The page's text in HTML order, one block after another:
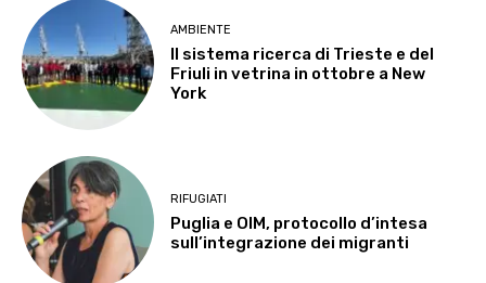
AMBIENTE
Il sistema ricerca di Trieste e del
Friuli in vetrina in ottobre a New
York
RIFUGIATI
Puglia e OIM, protocollo d’intesa
sull’integrazione dei migranti